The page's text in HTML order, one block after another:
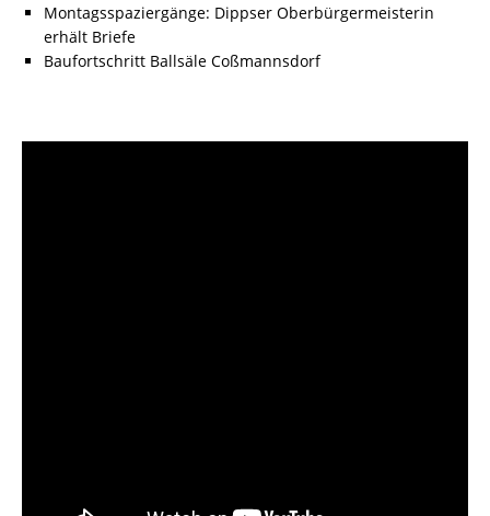
Montagsspaziergänge: Dippser Oberbürgermeisterin
erhält Briefe
Baufortschritt Ballsäle Coßmannsdorf